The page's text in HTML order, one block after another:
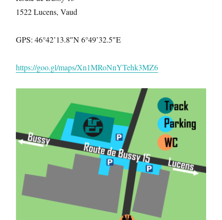
1522 Lucens, Vaud
GPS: 46°42’13.8″N 6°49’32.5″E
https://goo.gl/maps/Xn1MRoNnYTehk3MZ6